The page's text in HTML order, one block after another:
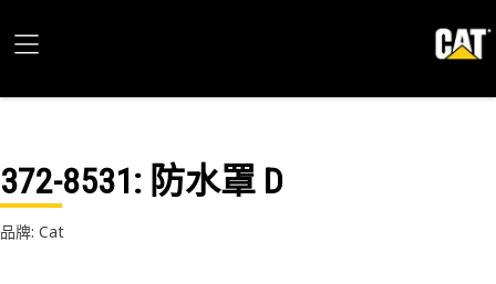
372-8531: 防水罩 D
品牌: Cat